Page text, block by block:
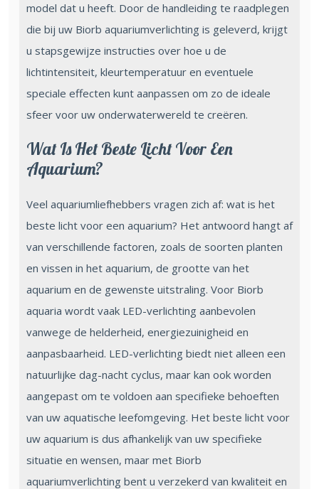
model dat u heeft. Door de handleiding te raadplegen
die bij uw Biorb aquariumverlichting is geleverd, krijgt
u stapsgewijze instructies over hoe u de
lichtintensiteit, kleurtemperatuur en eventuele
speciale effecten kunt aanpassen om zo de ideale
sfeer voor uw onderwaterwereld te creëren.
Wat Is Het Beste Licht Voor Een
Aquarium?
Veel aquariumliefhebbers vragen zich af: wat is het
beste licht voor een aquarium? Het antwoord hangt af
van verschillende factoren, zoals de soorten planten
en vissen in het aquarium, de grootte van het
aquarium en de gewenste uitstraling. Voor Biorb
aquaria wordt vaak LED-verlichting aanbevolen
vanwege de helderheid, energiezuinigheid en
aanpasbaarheid. LED-verlichting biedt niet alleen een
natuurlijke dag-nacht cyclus, maar kan ook worden
aangepast om te voldoen aan specifieke behoeften
van uw aquatische leefomgeving. Het beste licht voor
uw aquarium is dus afhankelijk van uw specifieke
situatie en wensen, maar met Biorb
aquariumverlichting bent u verzekerd van kwaliteit en